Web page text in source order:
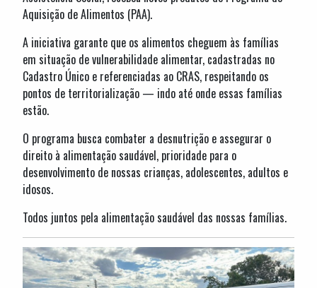
Aquisição de Alimentos (PAA).
A iniciativa garante que os alimentos cheguem às famílias
em situação de vulnerabilidade alimentar, cadastradas no
Cadastro Único e referenciadas ao CRAS, respeitando os
pontos de territorialização — indo até onde essas famílias
estão.
O programa busca combater a desnutrição e assegurar o
direito à alimentação saudável, prioridade para o
desenvolvimento de nossas crianças, adolescentes, adultos e
idosos.
Todos juntos pela alimentação saudável das nossas famílias.